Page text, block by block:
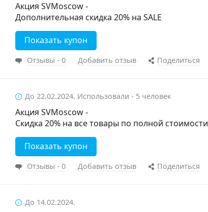
Акция SVMoscow -
Дополнительная скидка 20% на SALE
Показать купон
Отзывы - 0 Добавить отзыв Поделиться
До 22.02.2024. Использовали - 5 человек
Акция SVMoscow -
Скидка 20% на все товары по полной стоимости
Показать купон
Отзывы - 0 Добавить отзыв Поделиться
До 14.02.2024.